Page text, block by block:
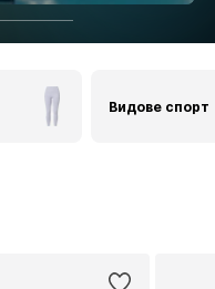
Видове спорт